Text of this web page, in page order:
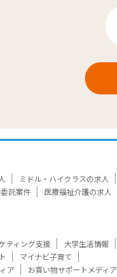
ミドル・ハイクラスの求人
託案件 医療福祉介護の求人
ティング支援
大学生活情報
マイナビ子育て
ア
お買い物サポートメディア